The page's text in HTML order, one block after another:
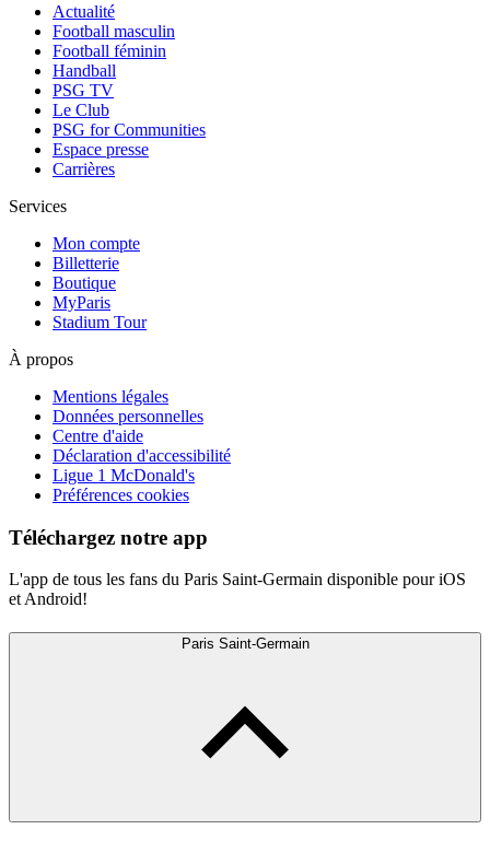
Actualité
Football masculin
Football féminin
Handball
PSG TV
Le Club
PSG for Communities
Espace presse
Carrières
Services
Mon compte
Billetterie
Boutique
MyParis
Stadium Tour
À propos
Mentions légales
Données personnelles
Centre d'aide
Déclaration d'accessibilité
Ligue 1 McDonald's
Préférences cookies
Téléchargez notre app
L'app de tous les fans du Paris Saint-Germain disponible pour iOS
et Android!
Paris Saint-Germain